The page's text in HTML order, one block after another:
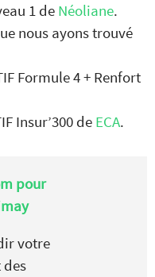
1 de Néoliane.
nous ayons trouvé
Formule 4 + Renfort
Insur’300 de ECA.
pour
votre